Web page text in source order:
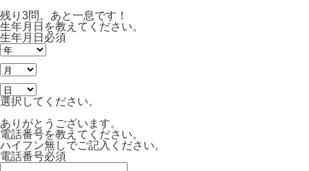
残り3問。あと一息です！
生年月日を教えてください。
生年月日 必須
選択してください。
ありがとうございます。
電話番号を教えてください。
ハイフン無しでご記入ください。
電話番号必須